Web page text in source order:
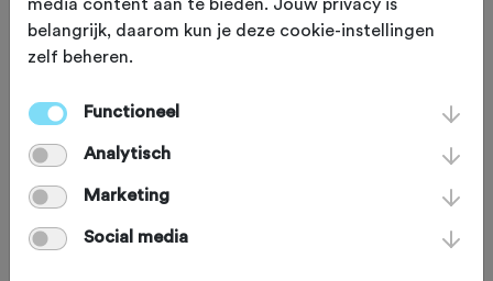
lente
Eindelijk toch lente. De mooiste
kleuren groen schieten weer als
kooltjes uit ontelbare boomknoppen,
de bloesem is mooier dan ooit en het
media content aan te bieden. Jouw privacy is
belangrijk, daarom kun je deze cookie-instellingen
zelf beheren.
Functioneel
Analytisch
Marketing
Social media